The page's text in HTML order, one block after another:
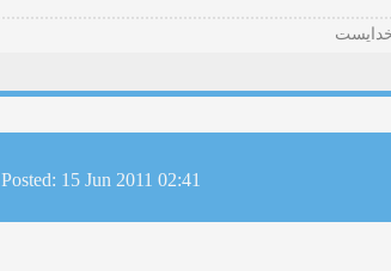
Posted: 15 Jun 2011 02:41